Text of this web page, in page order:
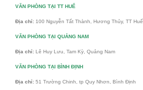
VĂN PHÒNG TẠI TT HUẾ
Địa chỉ: 100 Nguyễn Tất Thành, Hương Thủy, TT Huế
VĂN PHÒNG TẠI QUẢNG NAM
Địa chỉ: Lê Huy Lưu, Tam Kỳ, Quảng Nam
VĂN PHÒNG TẠI BÌNH ĐỊNH
Địa chỉ: 51 Trường Chinh, tp Quy Nhơn, Bình Định